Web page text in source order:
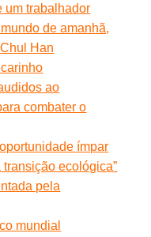
um trabalhador
de amanhã,
Han
ao
combater o
ímpar
ecológica”
pela
mundial